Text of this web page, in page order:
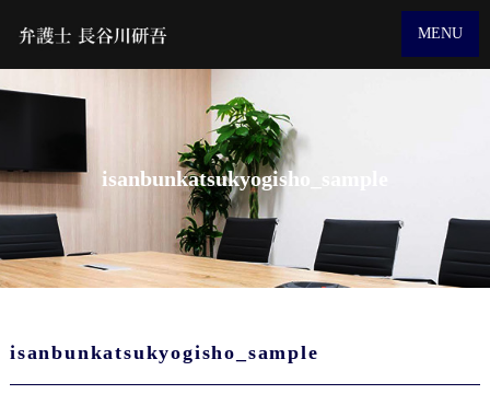
MENU
isanbunkatsukyogisho_sample
isanbunkatsukyogisho_sample